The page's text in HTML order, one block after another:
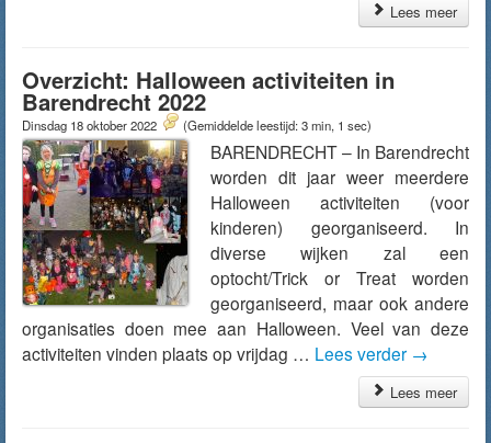
Lees meer
Overzicht: Halloween activiteiten in
Barendrecht 2022
Dinsdag 18 oktober 2022 (Gemiddelde leestijd: 3 min, 1 sec)
BARENDRECHT – In Barendrecht
worden dit jaar weer meerdere
Halloween activiteiten (voor
kinderen) georganiseerd. In
diverse wijken zal een
optocht/Trick or Treat worden
georganiseerd, maar ook andere
organisaties doen mee aan Halloween. Veel van deze
activiteiten vinden plaats op vrijdag … Lees verder →
Lees meer